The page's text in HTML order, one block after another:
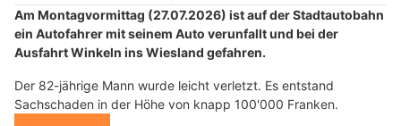
Am Montagvormittag (27.07.2026) ist auf der Stadtautobahn
ein Autofahrer mit seinem Auto verunfallt und bei der
Ausfahrt Winkeln ins Wiesland gefahren.
Der 82-jährige Mann wurde leicht verletzt. Es entstand
Sachschaden in der Höhe von knapp 100'000 Franken.